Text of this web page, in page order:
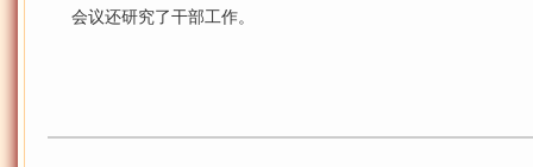
会议还研究了干部工作。